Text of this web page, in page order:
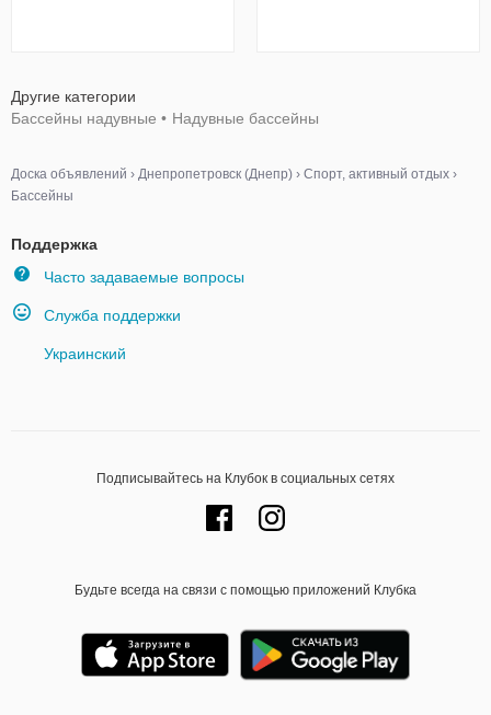
Другие категории
Бассейны надувные • Надувные бассейны
Доска объявлений › Днепропетровск (Днепр) › Спорт, активный отдых ›
Бассейны
Поддержка
Часто задаваемые вопросы
Служба поддержки
Украинский
Подписывайтесь на Клубок в социальных сетях
Будьте всегда на связи с помощью приложений Клубка